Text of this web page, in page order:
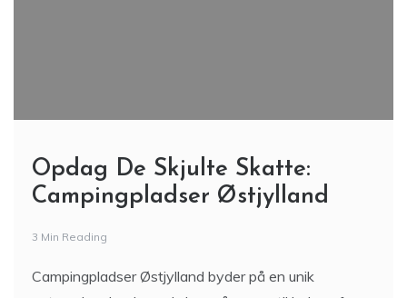
Opdag De Skjulte Skatte:
Campingpladser Østjylland
3 Min Reading
Campingpladser Østjylland byder på en unik